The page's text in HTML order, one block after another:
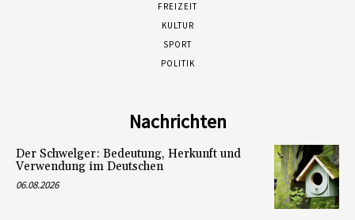
FREIZEIT
KULTUR
SPORT
POLITIK
Nachrichten
Der Schwelger: Bedeutung, Herkunft und
Verwendung im Deutschen
06.08.2026